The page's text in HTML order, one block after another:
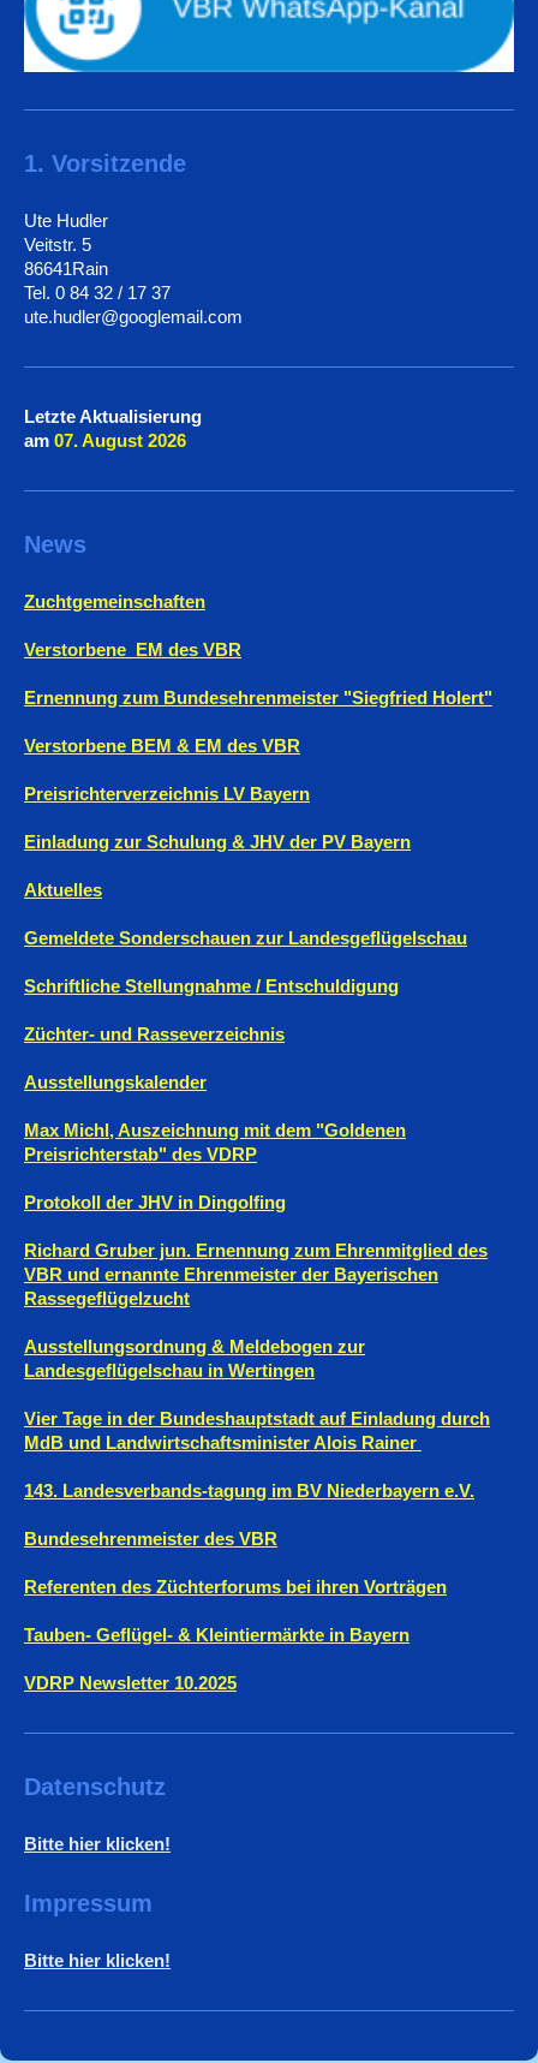
1. Vorsitzende
Ute Hudler
Veitstr. 5
86641Rain
Tel. 0 84 32 / 17 37
ute.hudler@googlemail.com
Letzte Aktualisierung
am 07. August 2026
News
Zuchtgemeinschaften
Verstorbene EM des VBR
Ernennung zum Bundesehrenmeister "Siegfried Holert"
Verstorbene BEM & EM des VBR
Preisrichterverzeichnis LV Bayern
Einladung zur Schulung & JHV der PV Bayern
Aktuelles
Gemeldete Sonderschauen zur Landesgeflügelschau
Schriftliche Stellungnahme / Entschuldigung
Züchter- und Rasseverzeichnis
Ausstellungskalender
Max Michl, Auszeichnung mit dem "Goldenen
Preisrichterstab" des VDRP
Protokoll der JHV in Dingolfing
Richard Gruber jun. Ernennung zum Ehrenmitglied des
VBR und ernannte Ehrenmeister der Bayerischen
Rassegeflügelzucht
Ausstellungsordnung & Meldebogen zur
Landesgeflügelschau in Wertingen
Vier Tage in der Bundeshauptstadt auf Einladung durch
MdB und Landwirtschaftsminister Alois Rainer
143. Landesverbands-tagung im BV Niederbayern e.V.
Bundesehrenmeister des VBR
Referenten des Züchterforums bei ihren Vorträgen
Tauben- Geflügel- & Kleintiermärkte in Bayern
VDRP Newsletter 10.2025
Datenschutz
Bitte hier klicken!
Impressum
Bitte hier klicken!